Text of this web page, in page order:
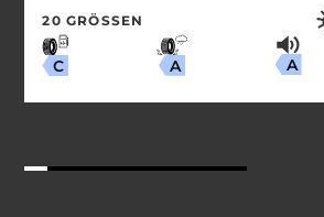
20 GRÖSSEN
C A A